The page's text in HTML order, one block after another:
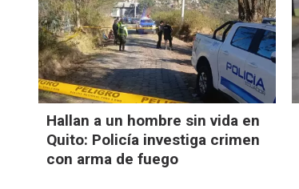
Hallan a un hombre sin vida en
Quito: Policía investiga crimen
con arma de fuego